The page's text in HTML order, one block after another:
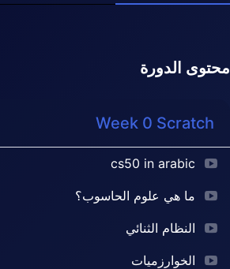
محتوى الدورة
Week 0 Scratch
cs50 in arabic
ما هي علوم الحاسوب؟
النظام الثنائي
الخوارزميات